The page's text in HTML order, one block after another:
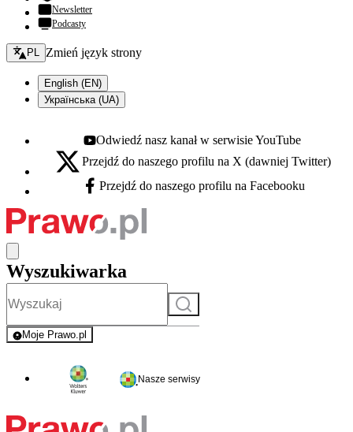
Newsletter
Podcasty
Zmień język - bieżący:
PL Zmień język strony
English (EN)
Українська (UA)
Youtube - otwiera się w nowej karcie
Odwiedź nasz kanał w serwisie YouTube
X - otwiera się w nowej karcie
Przejdź do naszego profilu na X (dawniej Twitter)
Facebook - otwiera się w nowej karcie
Przejdź do naszego profilu na Facebooku
Wyszukiwarka
Szukaj
Moje Prawo.pl
- rejestracja i logowanie do serwisu
Nasze serwisy